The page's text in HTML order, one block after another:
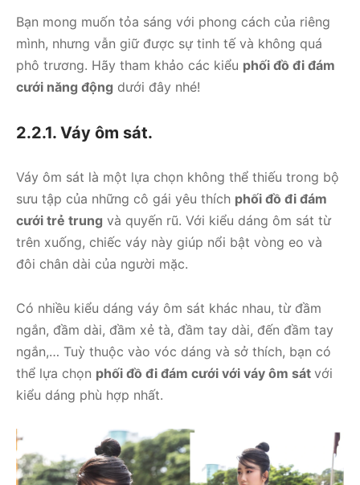
Bạn mong muốn tỏa sáng với phong cách của riêng
mình, nhưng vẫn giữ được sự tinh tế và không quá
phô trương. Hãy tham khảo các kiểu phối đồ đi đám
cưới năng động dưới đây nhé!
2.2.1. Váy ôm sát.
Váy ôm sát là một lựa chọn không thể thiếu trong bộ
sưu tập của những cô gái yêu thích phối đồ đi đám
cưới trẻ trung và quyến rũ. Với kiểu dáng ôm sát từ
trên xuống, chiếc váy này giúp nổi bật vòng eo và
đôi chân dài của người mặc.
Có nhiều kiểu dáng váy ôm sát khác nhau, từ đầm
ngắn, đầm dài, đầm xẻ tà, đầm tay dài, đến đầm tay
ngắn,… Tuỳ thuộc vào vóc dáng và sở thích, bạn có
thể lựa chọn phối đồ đi đám cưới với váy ôm sát với
kiểu dáng phù hợp nhất.